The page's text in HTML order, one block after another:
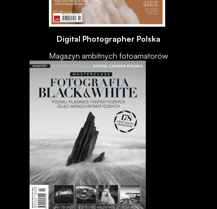
Digital Photographer Polska
Magazyn ambitnych fotoamatorów